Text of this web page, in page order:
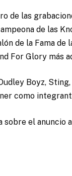
de las
de las
de la Fama de
For Glory más
Boyz,
como
sobre el anuncio